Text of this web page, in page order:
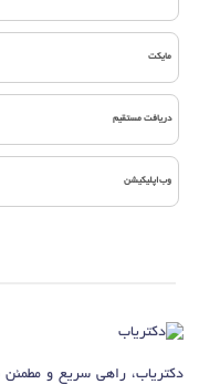
مایکت
دریافت مستقیم
وب‌اپلیکیشن
دکتریاب، راهی سریع و مطمئن